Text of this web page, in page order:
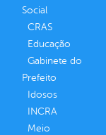
Social
CRAS
Educação
Gabinete do
Prefeito
Idosos
INCRA
Meio